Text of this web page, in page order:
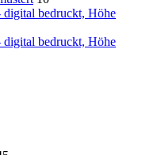
digital bedruckt, Höhe
digital bedruckt, Höhe